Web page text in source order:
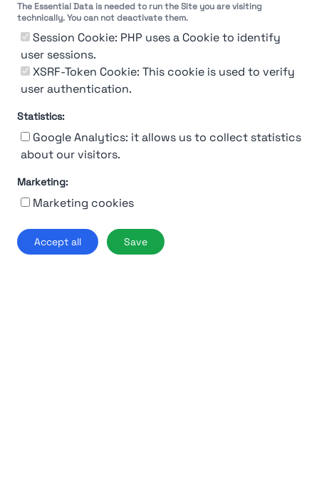
The Essential Data is needed to run the Site you are visiting
technically. You can not deactivate them.
Session Cookie: PHP uses a Cookie to identify
user sessions.
XSRF-Token Cookie: This cookie is used to verify
user authentication.
Statistics:
Google Analytics: it allows us to collect statistics
about our visitors.
Marketing:
Marketing cookies
Accept all Save